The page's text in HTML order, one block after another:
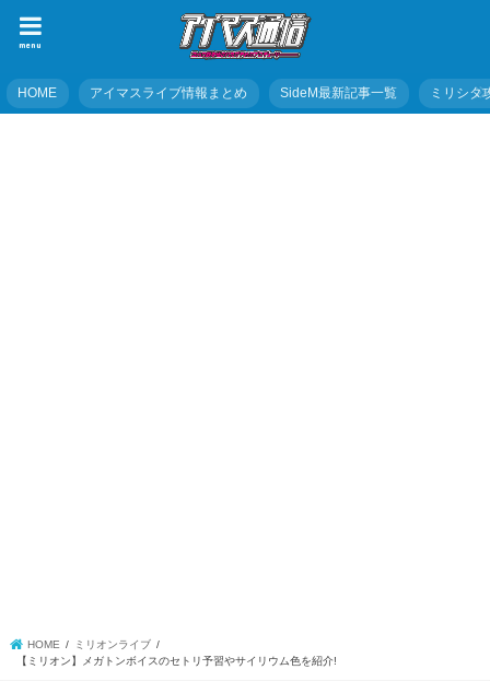
menu
HOME アイマスライブ情報まとめ SideM最新記事一覧 ミリシタ
HOME
ミリオンライブ
【ミリオン】メガトンボイスのセトリ予習やサイリウム色を紹介!